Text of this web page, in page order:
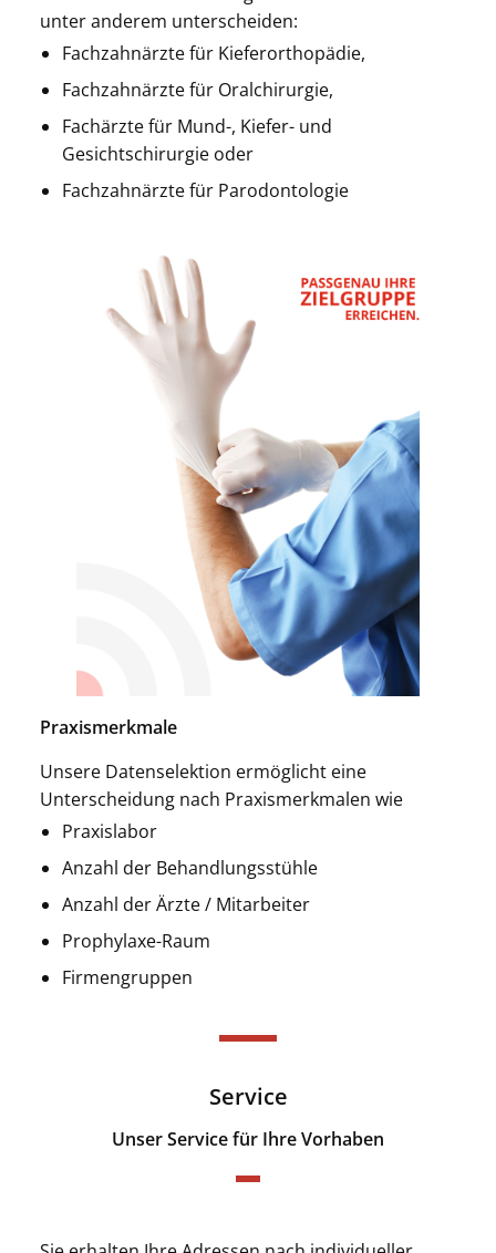
unter anderem unterscheiden:
Fachzahnärzte für Kieferorthopädie,
Fachzahnärzte für Oralchirurgie,
Fachärzte für Mund-, Kiefer- und
Gesichtschirurgie oder
Fachzahnärzte für Parodontologie
Praxismerkmale
Unsere Datenselektion ermöglicht eine
Unterscheidung nach Praxismerkmalen wie
Praxislabor
Anzahl der Behandlungsstühle
Anzahl der Ärzte / Mitarbeiter
Prophylaxe-Raum
Firmengruppen
Service
Unser Service für Ihre Vorhaben​